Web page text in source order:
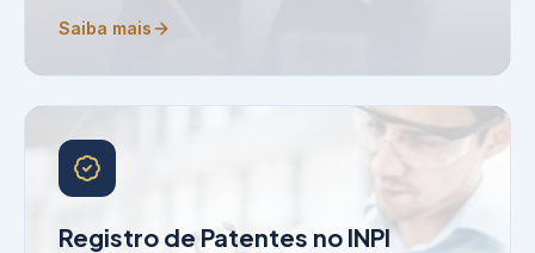
Saiba mais
Registro de Patentes no INPI